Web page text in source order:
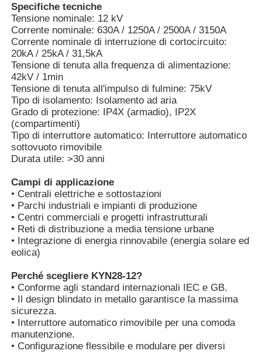
Video
Mostra VR
Chi siamo
Fatory Tour
Controllo di qualità
Contattaci
notizie
Tutti i casi
Richiedere un preventivo
Dispositivi di commutazione a media tensione
Specifiche tecniche
Tensione nominale: 12 kV
Corrente nominale: 630A / 1250A / 2500A / 3150A
Corrente nominale di interruzione di cortocircuito:
20kA / 25kA / 31,5kA
Tensione di tenuta alla frequenza di alimentazione:
42kV / 1min
Tensione di tenuta all'impulso di fulmine: 75kV
Tipo di isolamento: Isolamento ad aria
Grado di protezione: IP4X (armadio), IP2X
(compartimenti)
Tipo di interruttore automatico: Interruttore automatico
sottovuoto rimovibile
Durata utile: >30 anni
Campi di applicazione
• Centrali elettriche e sottostazioni
• Parchi industriali e impianti di produzione
• Centri commerciali e progetti infrastrutturali
• Reti di distribuzione a media tensione urbane
• Integrazione di energia rinnovabile (energia solare ed
eolica)
Perché scegliere KYN28-12?
• Conforme agli standard internazionali IEC e GB.
• Il design blindato in metallo garantisce la massima
sicurezza.
• Interruttore automatico rimovibile per una comoda
manutenzione.
• Configurazione flessibile e modulare per diversi